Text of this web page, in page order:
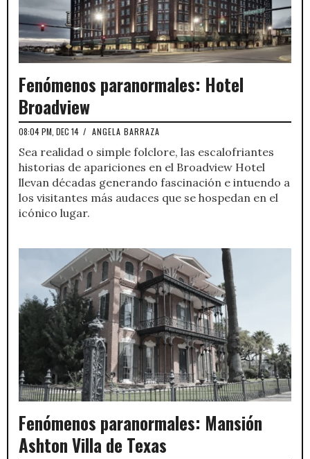
Fenómenos paranormales: Hotel
Broadview
08:04 PM, DEC 14 / ANGELA BARRAZA
Sea realidad o simple folclore, las escalofriantes
historias de apariciones en el Broadview Hotel
llevan décadas generando fascinación e intuendo a
los visitantes más audaces que se hospedan en el
icónico lugar.
Fenómenos paranormales: Mansión
Ashton Villa de Texas